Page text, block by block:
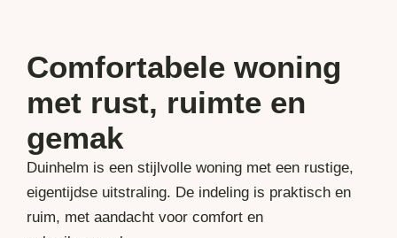
Comfortabele woning
met rust, ruimte en
gemak
Duinhelm is een stijlvolle woning met een rustige,
eigentijdse uitstraling. De indeling is praktisch en
ruim, met aandacht voor comfort en